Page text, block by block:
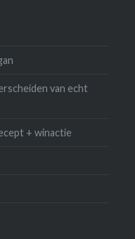
van echt
+ winactie